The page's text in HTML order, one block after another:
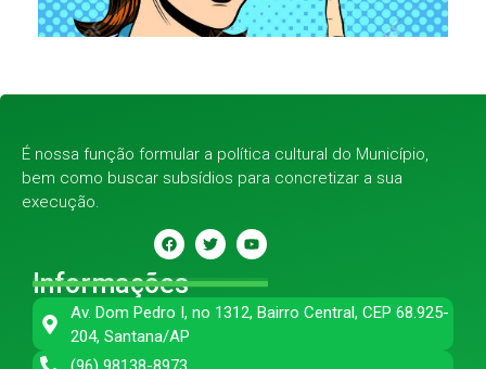
É nossa função formular a política cultural do Município,
bem como buscar subsídios para concretizar a sua
execução.
Informações
Av. Dom Pedro I, no 1312, Bairro Central, CEP 68.925-
204, Santana/AP